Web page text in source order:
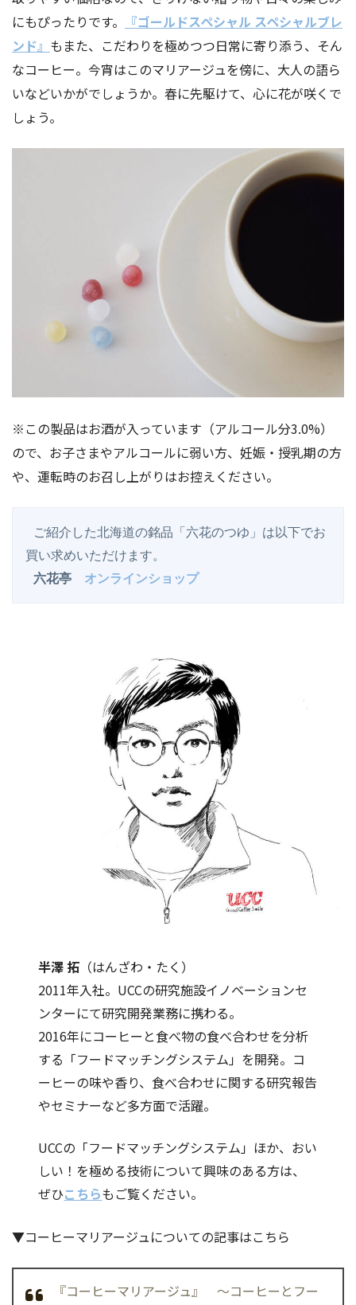
にもぴったりです。
『ゴールドスペシャル スペシャルブレ
ンド』 もまた、こだわりを極めつつ日常に寄り添う、そん
なコーヒー。今宵はこのマリアージュを傍に、大人の語ら
いなどいかがでしょうか。春に先駆けて、心に花が咲くで
しょう。
※この製品はお酒が入っています（アルコール分3.0%）
ので、お子さまやアルコールに弱い方、妊娠・授乳期の方
や、運転時のお召し上がりはお控えください。
買い求めいただけます。
六花亭
オンラインショップ
半澤 拓 （はんざわ・たく）
2011年入社。UCCの研究施設イノベーションセ
ンターにて研究開発業務に携わる。
2016年にコーヒーと食べ物の食べ合わせを分析
する「フードマッチングシステム」を開発。コ
ーヒーの味や香り、食べ合わせに関する研究報告
やセミナーなど多方面で活躍。
UCCの「フードマッチングシステム」ほか、おい
しい！を極める技術について興味のある方は、
ぜひこちらもご覧ください。
▼コーヒーマリアージュについての記事はこちら
『コーヒーマリアージュ』 〜コーヒーとフー